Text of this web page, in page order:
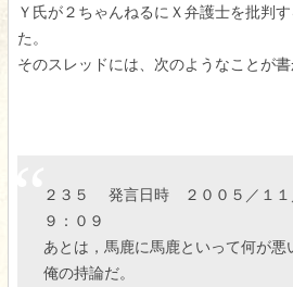
Ｙ氏が２ちゃんねるにＸ弁護士を批判
た。
そのスレッドには、次のようなことが書
２３５ 発言日時 ２００５／１１
９：０９
あとは，馬鹿に馬鹿といって何が悪
俺の持論だ。